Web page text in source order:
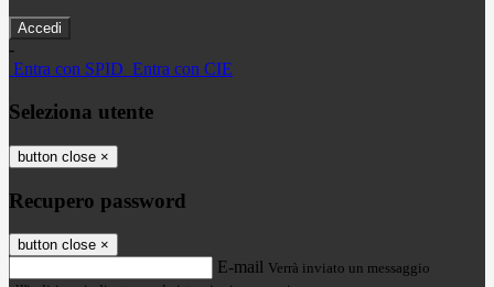
-
Entra con SPID Entra con CIE
Seleziona utente
button close ×
Recupero password
button close ×
E-mail Verrà inviato un messaggio